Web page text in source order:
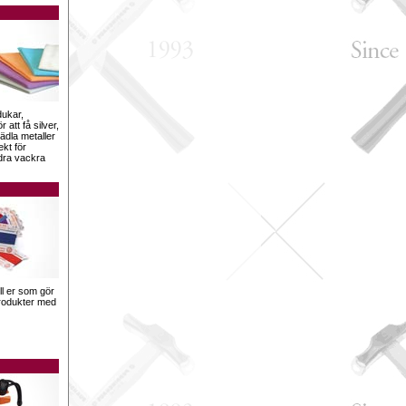
att få silver,
metaller
för
vackra
er som gör
med